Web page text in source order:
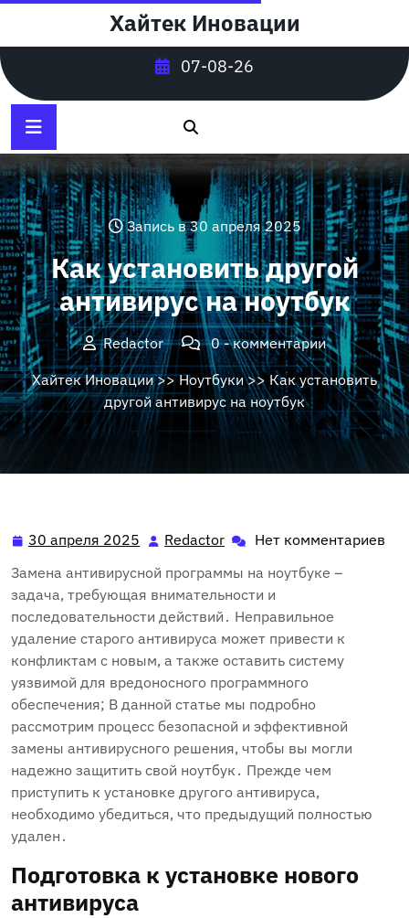
содержимому
Хайтек Иновации
07-08-26
Запись в 30 апреля 2025
Как установить другой
антивирус на ноутбук
Redactor
0 - комментарии
Хайтек Иновации>>Ноутбуки>> Как установить
другой антивирус на ноутбук
30 апреля 2025 30
апреля
2025
Redactor Redactor
Нет комментариев
Замена антивирусной программы на ноутбуке –
задача‚ требующая внимательности и
последовательности действий․ Неправильное
удаление старого антивируса может привести к
конфликтам с новым‚ а также оставить систему
уязвимой для вредоносного программного
обеспечения; В данной статье мы подробно
рассмотрим процесс безопасной и эффективной
замены антивирусного решения‚ чтобы вы могли
надежно защитить свой ноутбук․ Прежде чем
приступить к установке другого антивируса‚
необходимо убедиться‚ что предыдущий полностью
удален․
Подготовка к установке нового
антивируса